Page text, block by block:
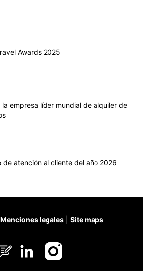
Awards 2025
la empresa líder mundial de alquiler de
de atención al cliente del año 2026
Menciones legales Site maps